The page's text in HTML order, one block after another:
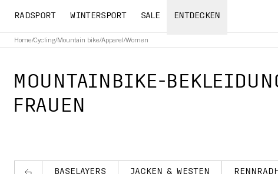
RADSPORT WINTERSPORT SALE ENTDECKEN
Home/Cycling/Mountain bike/Apparel /Women
MOUNTAINBIKE-
FRAUEN
BASELAYERS JACKEN & WESTEN